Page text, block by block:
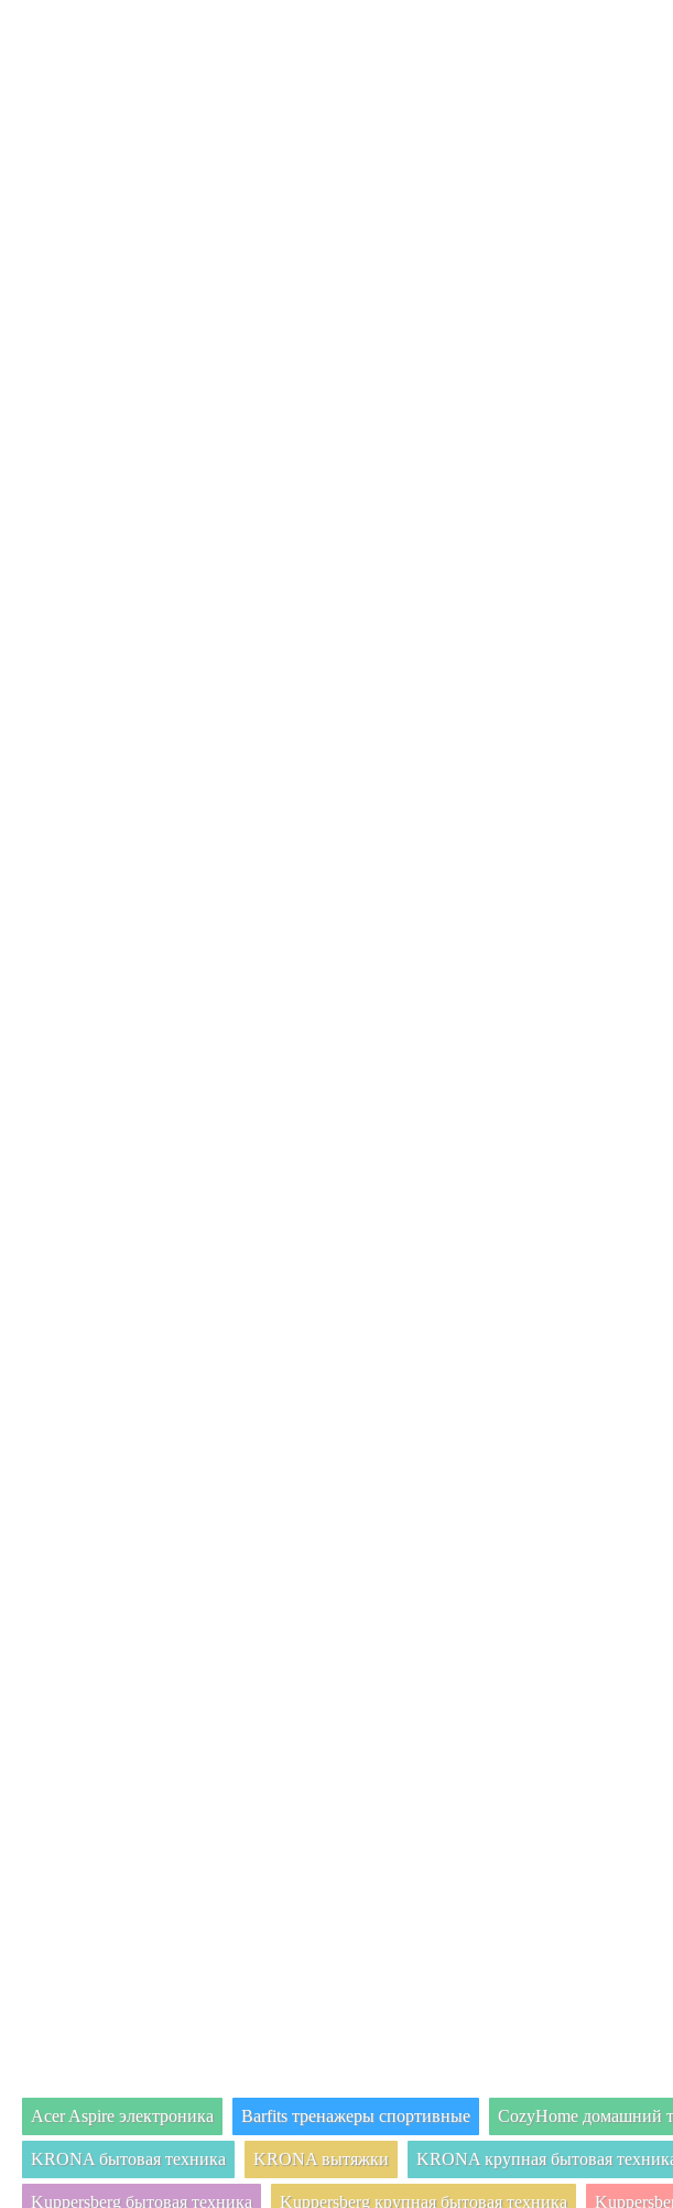
Acer Aspire электроника Barfits тренажеры спортивные CozyHome домашний
KRONA бытовая техника KRONA вытяжки KRONA крупная бытовая
Kuppersberg бытовая техника Kuppersberg крупная бытовая техника